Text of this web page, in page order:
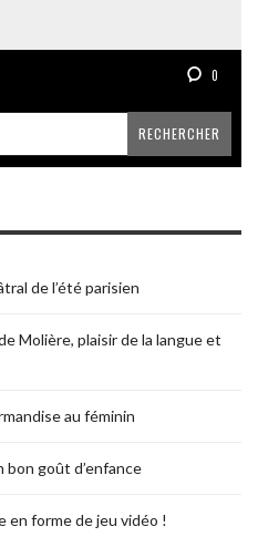
0
de l’été parisien
Molière, plaisir de la langue et
au féminin
bon goût d’enfance
en forme de jeu vidéo !